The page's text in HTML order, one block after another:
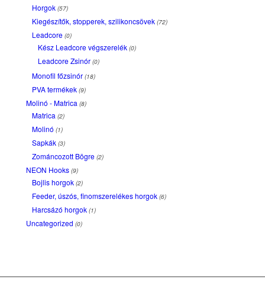
Horgok (57)
Kiegészítők, stopperek, szilikoncsövek (72)
Leadcore (0)
Kész Leadcore végszerelék (0)
Leadcore Zsinór (0)
Monofil főzsinór (18)
PVA termékek (9)
Molinó - Matrica (8)
Matrica (2)
Molinó (1)
Sapkák (3)
Zománcozott Bögre (2)
NEON Hooks (9)
Bojlis horgok (2)
Feeder, úszós, finomszerelékes horgok (6)
Harcsázó horgok (1)
Uncategorized (0)